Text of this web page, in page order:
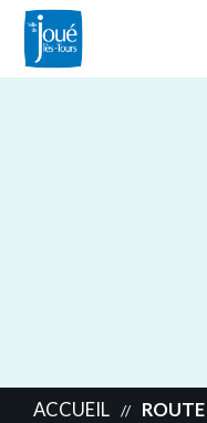
ACCUEIL //